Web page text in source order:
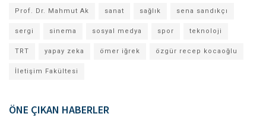
Prof. Dr. Mahmut Ak sanat sağlık sena sandıkçı
sergi sinema sosyal medya spor teknoloji
TRT yapay zeka ömer iğrek özgür recep kocaoğlu
İletişim Fakültesi
ÖNE ÇIKAN HABERLER